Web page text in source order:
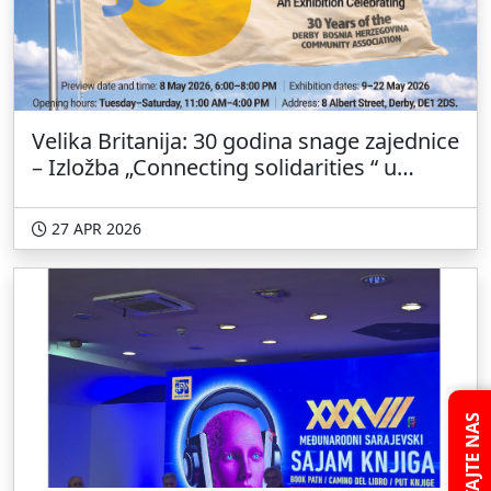
PITAJTE NAS
Velika Britanija: 30 godina snage zajednice
– Izložba „Connecting solidarities “ u
27 APR 2026